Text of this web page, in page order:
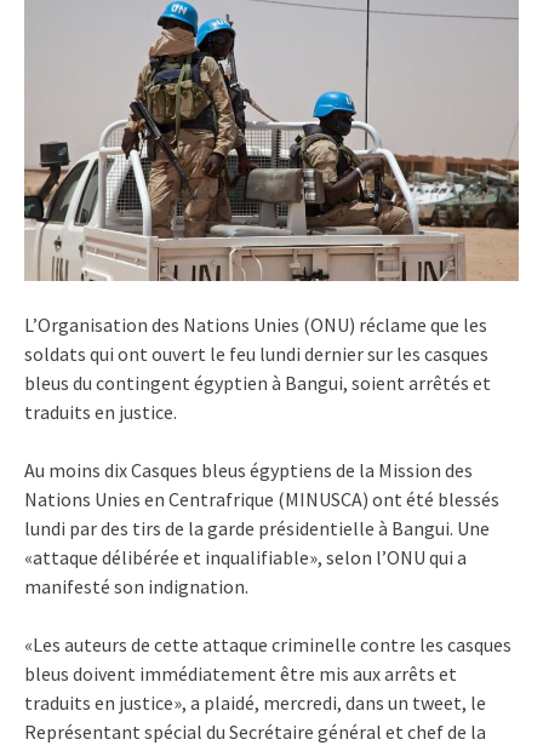
L’Organisation des Nations Unies (ONU) réclame que les
soldats qui ont ouvert le feu lundi dernier sur les casques
bleus du contingent égyptien à Bangui, soient arrêtés et
traduits en justice.
Au moins dix Casques bleus égyptiens de la Mission des
Nations Unies en Centrafrique (MINUSCA) ont été blessés
lundi par des tirs de la garde présidentielle à Bangui. Une
«attaque délibérée et inqualifiable», selon l’ONU qui a
manifesté son indignation.
«Les auteurs de cette attaque criminelle contre les casques
bleus doivent immédiatement être mis aux arrêts et
traduits en justice», a plaidé, mercredi, dans un tweet, le
Représentant spécial du Secrétaire général et chef de la